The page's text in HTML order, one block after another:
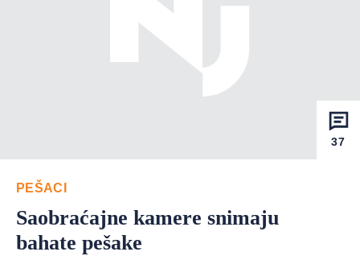
37
PEŠACI
Saobraćajne kamere snimaju
bahate pešake